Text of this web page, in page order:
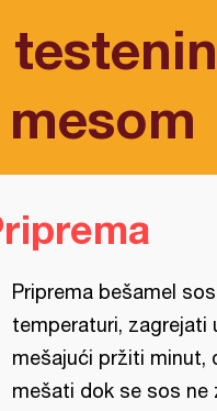
Priprema bešamel
temperaturi, zagrejati
mešajući pržiti minut,
mešati dok se sos ne